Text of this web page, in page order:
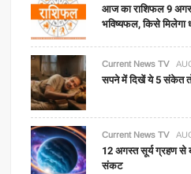
आज का राशिफल 9
भविष्यफल, किसे मिलेगा
Current News TV
सपने में दिखें ये 5 संकेत
Current News TV
12 अगस्त सूर्य ग्रहण से
संकट